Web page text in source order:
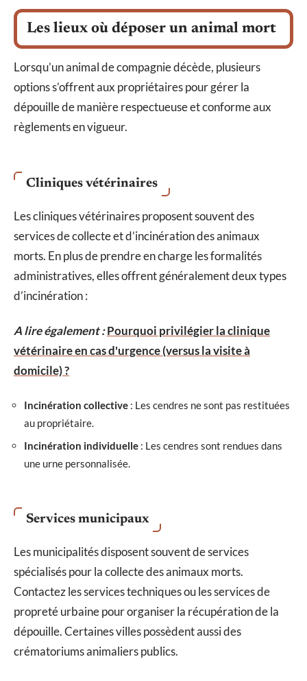
Les lieux où déposer un animal mort
Lorsqu’un animal de compagnie décède, plusieurs
options s’offrent aux propriétaires pour gérer la
dépouille de manière respectueuse et conforme aux
règlements en vigueur.
Cliniques vétérinaires
Les cliniques vétérinaires proposent souvent des
services de collecte et d’incinération des animaux
morts. En plus de prendre en charge les formalités
administratives, elles offrent généralement deux types
d’incinération :
A lire également :Pourquoi privilégier la clinique
vétérinaire en cas d'urgence (versus la visite à
domicile) ?
Incinération collective : Les cendres ne sont pas restituées
au propriétaire.
Incinération individuelle : Les cendres sont rendues dans
une urne personnalisée.
Services municipaux
Les municipalités disposent souvent de services
spécialisés pour la collecte des animaux morts.
Contactez les services techniques ou les services de
propreté urbaine pour organiser la récupération de la
dépouille. Certaines villes possèdent aussi des
crématoriums animaliers publics.